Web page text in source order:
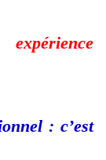
: c’est